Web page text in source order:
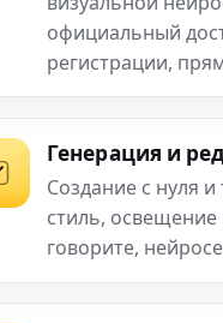
официальный
регистрации,
Генерация и
Создание с нуля
стиль,
говорите,